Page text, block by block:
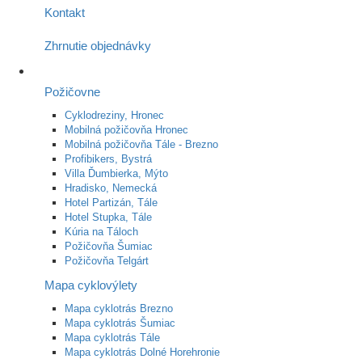
Kontakt
Zhrnutie objednávky
Požičovne
Cyklodreziny, Hronec
Mobilná požičovňa Hronec
Mobilná požičovňa Tále - Brezno
Profibikers, Bystrá
Villa Ďumbierka, Mýto
Hradisko, Nemecká
Hotel Partizán, Tále
Hotel Stupka, Tále
Kúria na Táloch
Požičovňa Šumiac
Požičovňa Telgárt
Mapa cyklovýlety
Mapa cyklotrás Brezno
Mapa cyklotrás Šumiac
Mapa cyklotrás Tále
Mapa cyklotrás Dolné Horehronie